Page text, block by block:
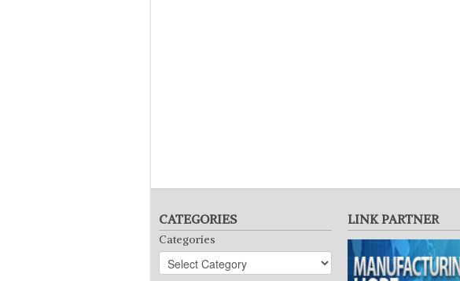
CATEGORIES
Categories
LINK PARTNER